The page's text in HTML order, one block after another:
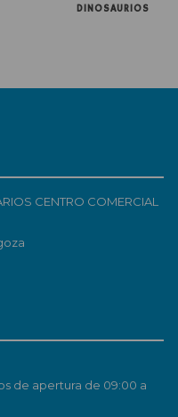
DINOSAURIOS
CENTRO COMERCIAL
de apertura de 09:00 a